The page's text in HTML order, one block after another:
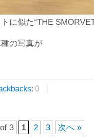
に似た“THE
の写真が
: 0
3 1 2 3
次へ »